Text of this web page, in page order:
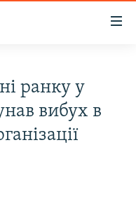
ранку у
вибух в